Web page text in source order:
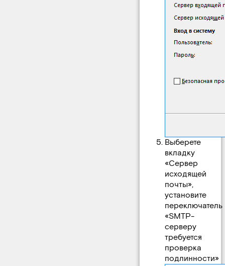
Выберете
вкладку
«Сервер
исходящей
почты»,
установите
переключатель
«SMTP-
серверу
требуется
проверка
подлинности»